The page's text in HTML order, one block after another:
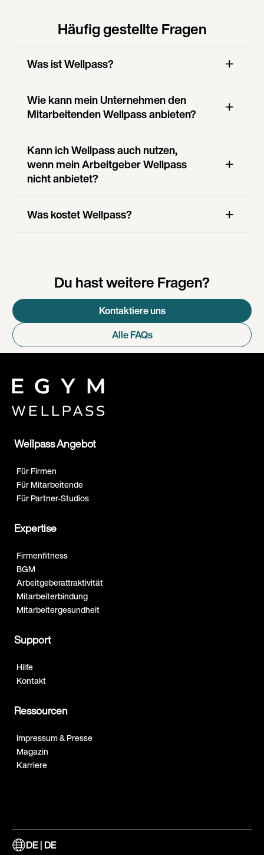
Häufig gestellte Fragen
Was ist Wellpass?
Wie kann mein Unternehmen den
Mitarbeitenden Wellpass anbieten?
Kann ich Wellpass auch nutzen,
wenn mein Arbeitgeber Wellpass
nicht anbietet?
Was kostet Wellpass?
Du hast weitere Fragen?
Kontaktiere uns
Alle FAQs
Wellpass Angebot
Für Firmen
Für Mitarbeitende
Für Partner-Studios
Expertise
Firmenfitness
BGM
Arbeitgeberattraktivität
Mitarbeiterbindung
Mitarbeitergesundheit
Support
Hilfe
Kontakt
Ressourcen
Impressum & Presse
Magazin
Karriere
DE | DE